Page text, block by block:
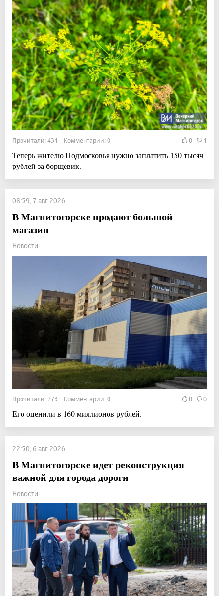
Прочитали: 431 Комментарии: 0 0 1
Теперь жителю Подмосковья нужно заплатить 150 тысяч
рублей за борщевик.
08:59, 7 авг 2026
В Магнитогорске продают большой
магазин
Новости
Прочитали: 773 Комментарии: 0 0 0
Его оценили в 160 миллионов рублей.
22:50, 6 авг 2026
В Магнитогорске идет реконструкция
важной для города дороги
Новости